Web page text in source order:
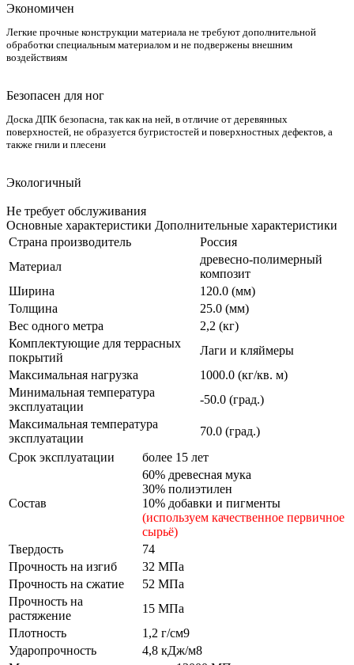
Экономичен
Легкие прочные конструкции материала не требуют дополнительной
обработки специальным материалом и не подвержены внешним
воздействиям
Безопасен для ног
Доска ДПК безопасна, так как на ней, в отличие от деревянных
поверхностей, не образуется бугристостей и поверхностных дефектов, а
также гнили и плесени
Экологичный
Не требует обслуживания
Основные характеристики Дополнительные характеристики
Страна производитель
Россия
Материал
древесно-полимерный
композит
Ширина
120.0 (мм)
Толщина
25.0 (мм)
Вес одного метра
2,2 (кг)
Комплектующие для террасных
покрытий
Лаги и кляймеры
Максимальная нагрузка
1000.0 (кг/кв. м)
Минимальная температура
эксплуатации
-50.0 (град.)
Максимальная температура
эксплуатации
70.0 (град.)
Срок эксплуатации
более 15 лет
Состав
60% древесная мука
30% полиэтилен
10% добавки и пигменты
(используем качественное первичное
сырьё)
Твердость
74
Прочность на изгиб
32 МПа
Прочность на сжатие
52 МПа
Прочность на
растяжение
15 МПа
Плотность
1,2 г/см9
Ударопрочность
4,8 кДж/м8